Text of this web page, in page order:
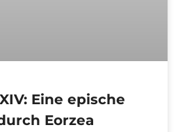
Eine epische
Eorzea